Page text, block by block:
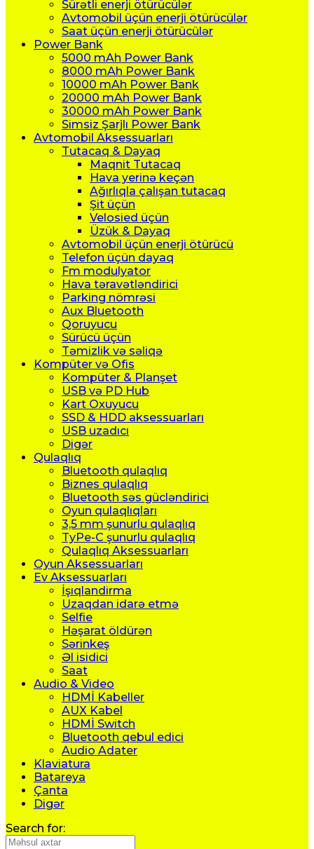
Sürətli enerji ötürücülər
Avtomobil üçün enerji ötürücülər
Saat üçün enerji ötürücülər
Power Bank
5000 mAh Power Bank
8000 mAh Power Bank
10000 mAh Power Bank
20000 mAh Power Bank
30000 mAh Power Bank
Simsiz Şarjlı Power Bank
Avtomobil Aksessuarları
Tutacaq & Dayaq
Maqnit Tutacaq
Hava yerinə keçən
Ağırlıqla çalışan tutacaq
Şit üçün
Velosied üçün
Üzük & Dayaq
Avtomobil üçün enerji ötürücü
Telefon üçün dayaq
Fm modulyator
Hava təravətləndirici
Parking nömrəsi
Aux Bluetooth
Qoruyucu
Sürücü üçün
Təmizlik və səliqə
Kompüter və Ofis
Kompüter & Planşet
USB və PD Hub
Kart Oxuyucu
SSD & HDD aksessuarları
USB uzadıcı
Digər
Qulaqlıq
Bluetooth qulaqlıq
Biznes qulaqlıq
Bluetooth səs gücləndirici
Oyun qulaqlıqları
3,5 mm şunurlu qulaqlıq
TyPe-C şunurlu qulaqlıq
Qulaqlıq Aksessuarları
Oyun Aksessuarları
Ev Aksessuarları
İşıqlandirma
Uzaqdan idarə etmə
Selfie
Həşarat öldürən
Sərinkeş
Əl isidici
Saat
Audio & Video
HDMİ Kabeller
AUX Kabel
HDMİ Switch
Bluetooth qebul edici
Audio Adater
Klaviatura
Batareya
Çanta
Digər
Search for: